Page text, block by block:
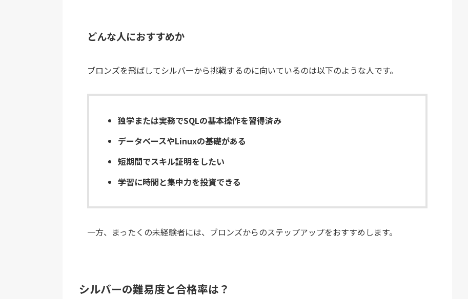
どんな人におすすめか
ブロンズを飛ばしてシルバーから挑戦するのに向いているのは以下のような人です。
独学または実務でSQLの基本操作を習得済み
データベースやLinuxの基礎がある
短期間でスキル証明をしたい
学習に時間と集中力を投資できる
一方、まったくの未経験者には、ブロンズからのステップアップをおすすめします。
シルバーの難易度と合格率は？